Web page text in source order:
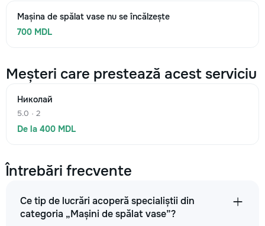
Mașina de spălat vase nu se încălzește
700 MDL
Meșteri care prestează acest serviciu
Николай
5.0 · 2
De la 400 MDL
Întrebări frecvente
Ce tip de lucrări acoperă specialiștii din
categoria „Mașini de spălat vase”?